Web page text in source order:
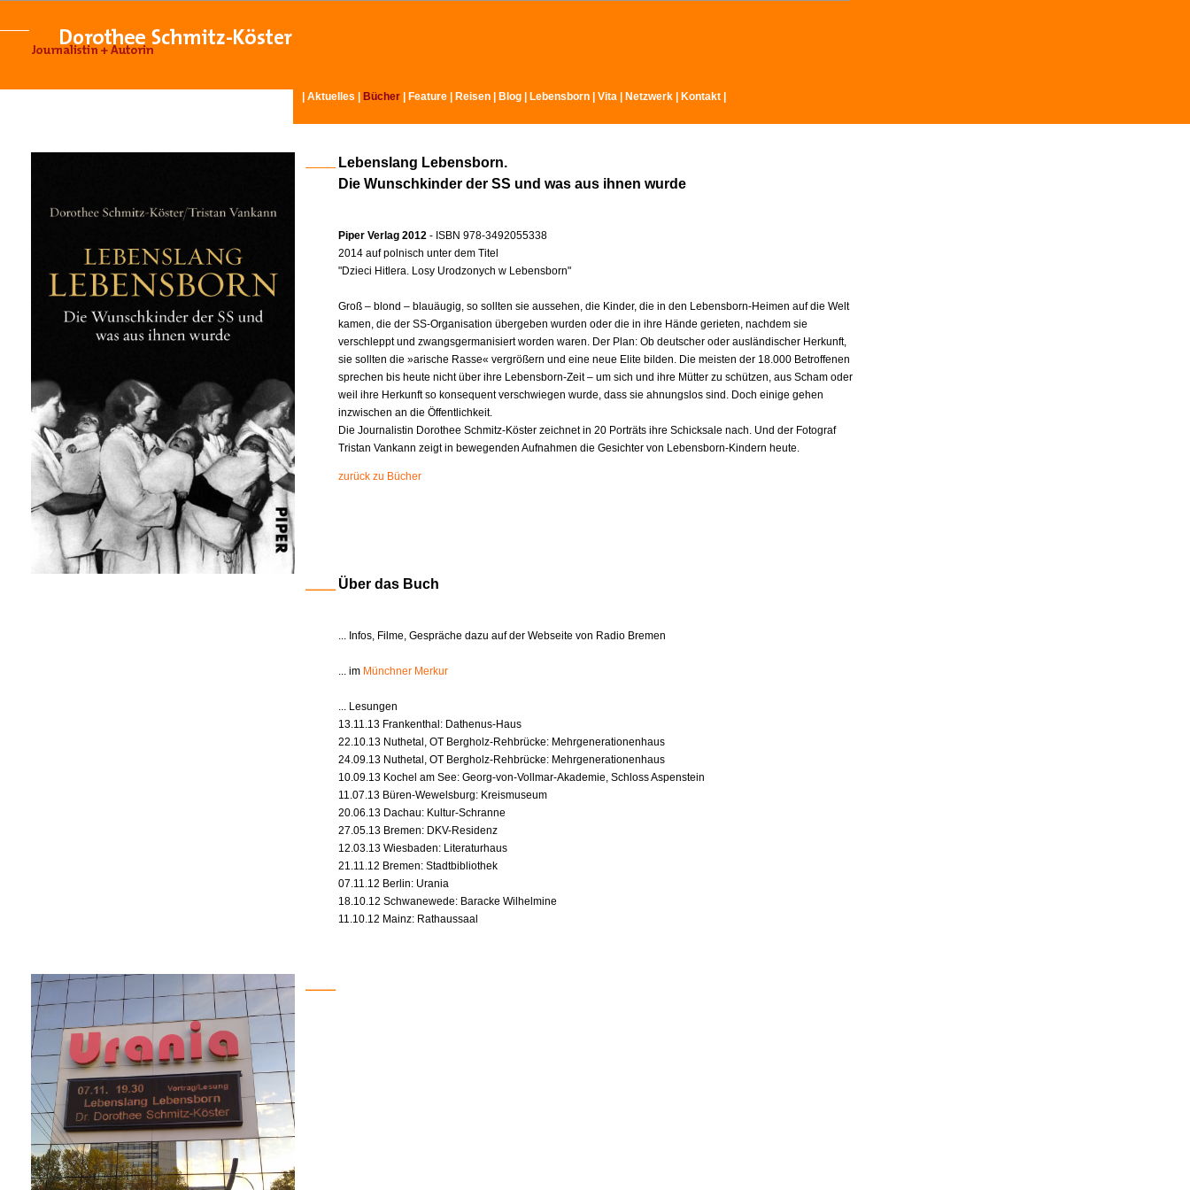
Aktuelles Bücher Feature Reisen Blog Lebensborn Vita Netzwerk Kontakt
Lebenslang Lebensborn.
Die Wunschkinder der SS und was aus ihnen wurde
Piper Verlag 2012 - ISBN 978-3492055338
2014 auf polnisch unter dem Titel
"Dzieci Hitlera. Losy Urodzonych w Lebensborn"
Groß – blond – blauäugig, so sollten sie aussehen, die Kinder, die in den Lebensborn-Heimen auf die Welt
kamen, die der SS-Organisation übergeben wurden oder die in ihre Hände gerieten, nachdem sie
verschleppt und zwangsgermanisiert worden waren. Der Plan: Ob deutscher oder ausländischer Herkunft,
sie sollten die »arische Rasse« vergrößern und eine neue Elite bilden. Die meisten der 18.000 Betroffenen
sprechen bis heute nicht über ihre Lebensborn-Zeit – um sich und ihre Mütter zu schützen, aus Scham oder
weil ihre Herkunft so konsequent verschwiegen wurde, dass sie ahnungslos sind. Doch einige gehen
inzwischen an die Öffentlichkeit.
Die Journalistin Dorothee Schmitz-Köster zeichnet in 20 Porträts ihre Schicksale nach. Und der Fotograf
Tristan Vankann zeigt in bewegenden Aufnahmen die Gesichter von Lebensborn-Kindern heute.
zurück zu Bücher
Über das Buch
... Infos, Filme, Gespräche dazu auf der Webseite von Radio Bremen
... im Münchner Merkur
... Lesungen
13.11.13 Frankenthal: Dathenus-Haus
22.10.13 Nuthetal, OT Bergholz-Rehbrücke: Mehrgenerationenhaus
24.09.13 Nuthetal, OT Bergholz-Rehbrücke: Mehrgenerationenhaus
10.09.13 Kochel am See: Georg-von-Vollmar-Akademie, Schloss Aspenstein
11.07.13 Büren-Wewelsburg: Kreismuseum
20.06.13 Dachau: Kultur-Schranne
27.05.13 Bremen: DKV-Residenz
12.03.13 Wiesbaden: Literaturhaus
21.11.12 Bremen: Stadtbibliothek
07.11.12 Berlin: Urania
18.10.12 Schwanewede: Baracke Wilhelmine
11.10.12 Mainz: Rathaussaal